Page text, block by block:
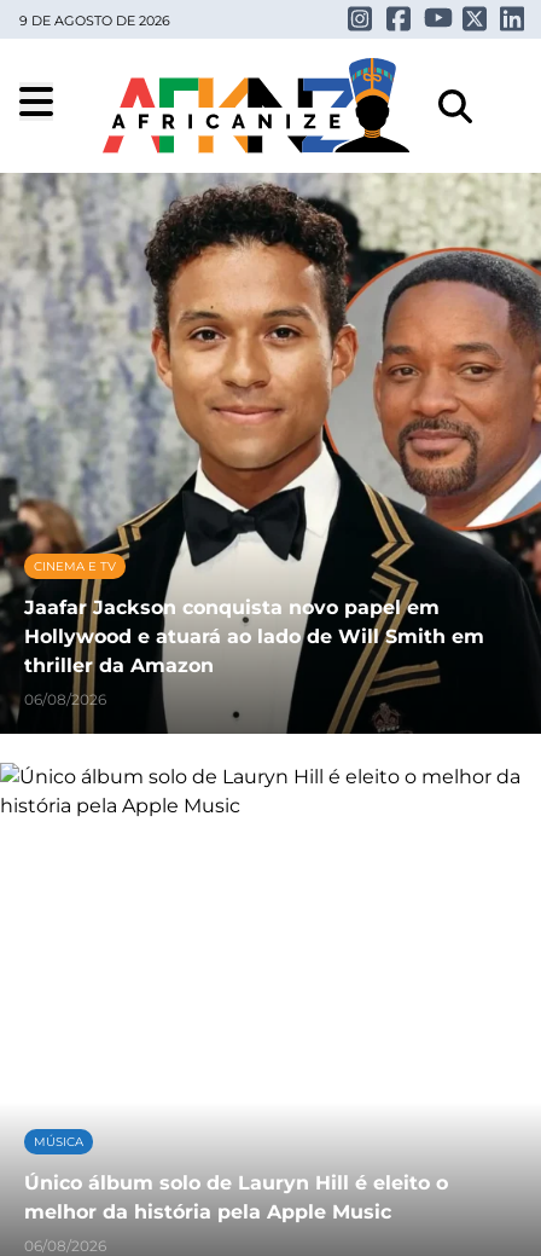
9 DE AGOSTO DE 2026
CINEMA E TV
Jaafar Jackson conquista novo papel em
Hollywood e atuará ao lado de Will Smith em
thriller da Amazon
06/08/2026
MÚSICA
Único álbum solo de Lauryn Hill é eleito o
melhor da história pela Apple Music
06/08/2026